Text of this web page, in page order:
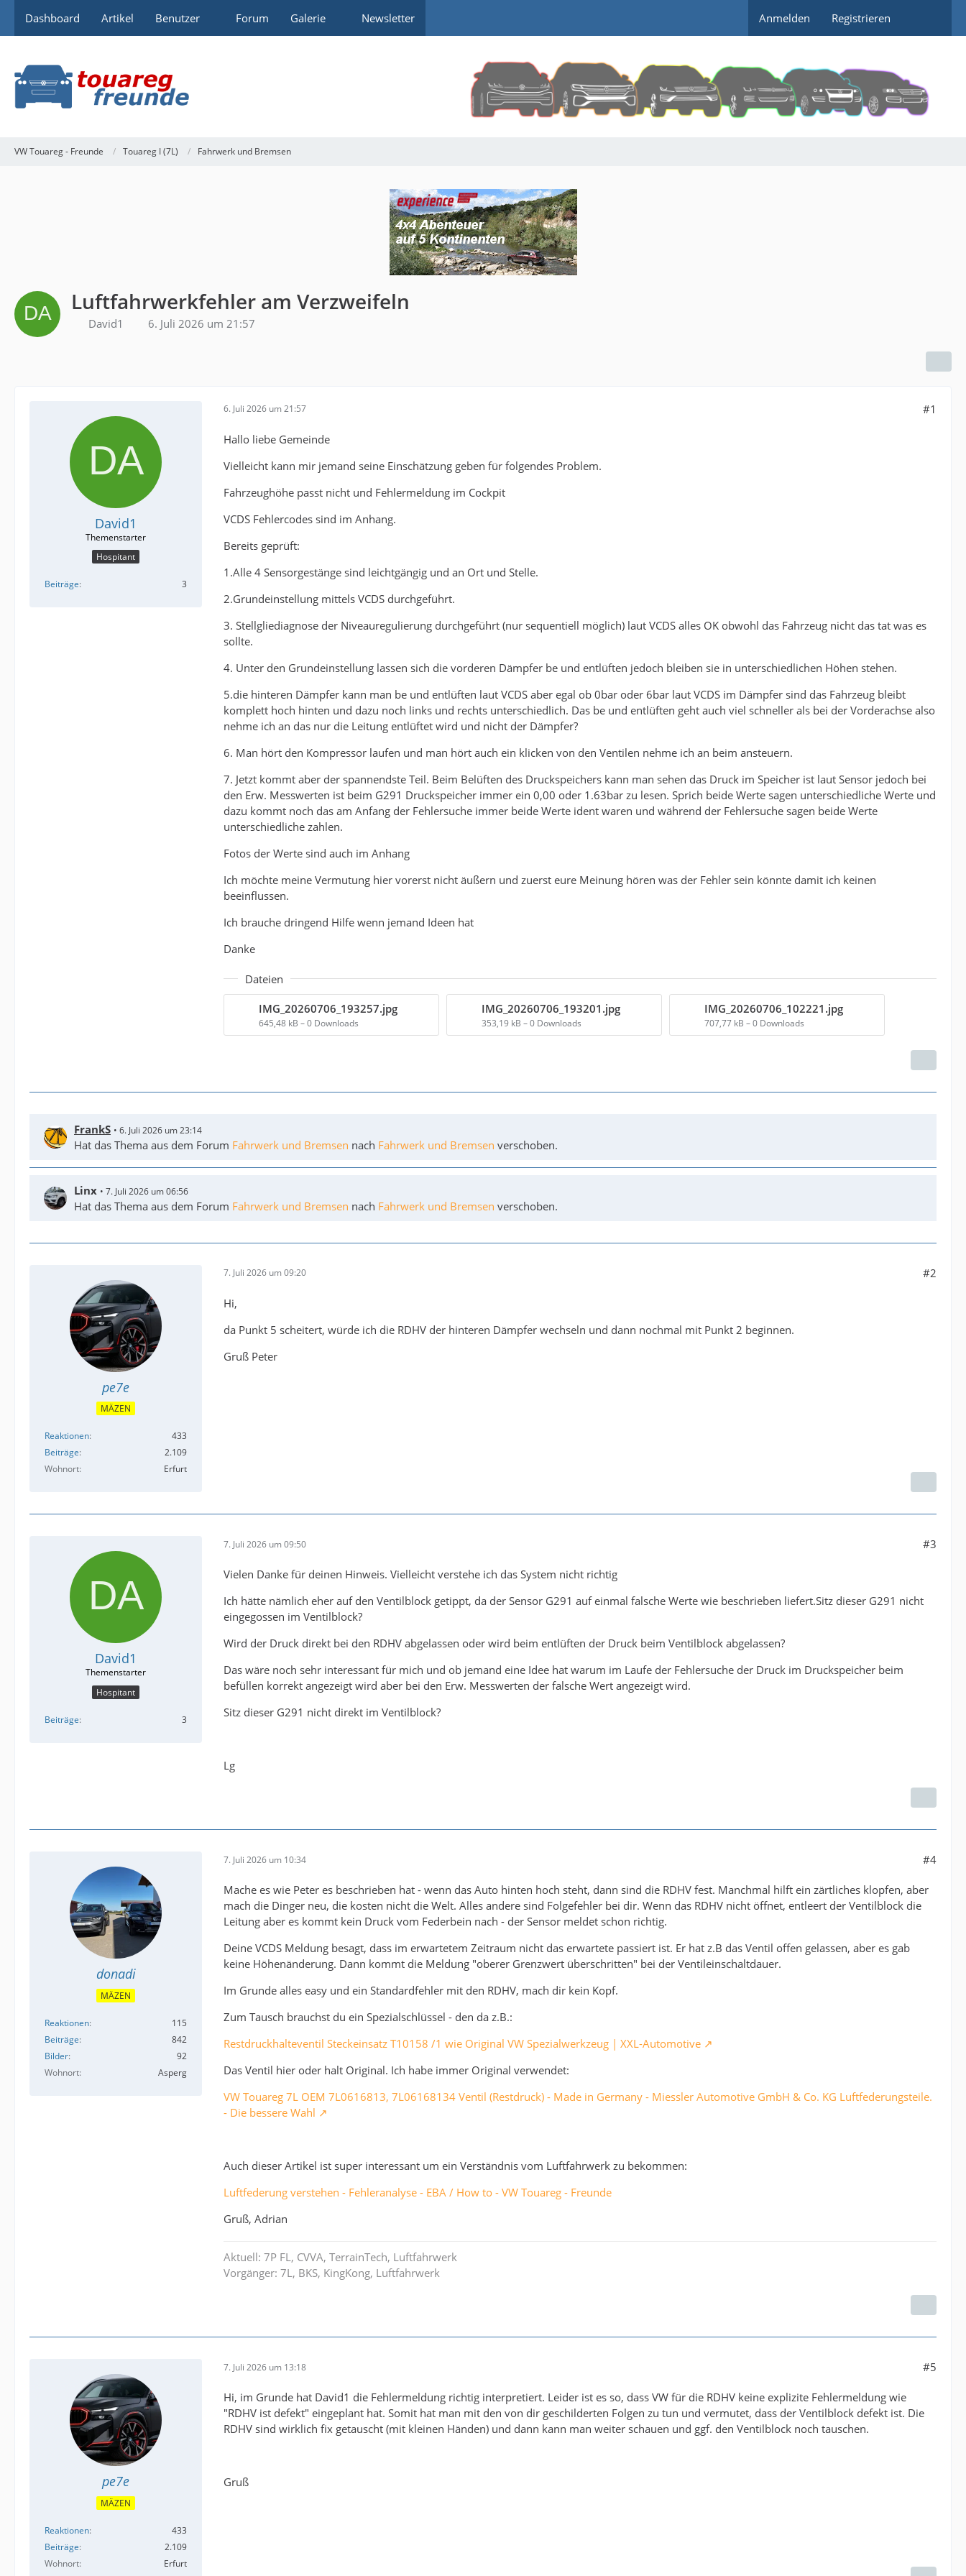
Dashboard Artikel Benutzer Forum Galerie Newsletter Anmelden Registrieren
VW Touareg - Freunde Touareg I (7L) Fahrwerk und Bremsen
Luftfahrwerkfehler am Verzweifeln
David1 6. Juli 2026 um 21:57
David1
Hospitant
Beiträge 3
6. Juli 2026 um 21:57 #1
Hallo liebe Gemeinde
Vielleicht kann mir jemand seine Einschätzung geben für folgendes Problem.
Fahrzeughöhe passt nicht und Fehlermeldung im Cockpit
VCDS Fehlercodes sind im Anhang.
Bereits geprüft:
1.Alle 4 Sensorgestänge sind leichtgängig und an Ort und Stelle.
2.Grundeinstellung mittels VCDS durchgeführt.
3. Stellgliediagnose der Niveauregulierung durchgeführt (nur sequentiell möglich) laut VCDS alles OK obwohl das Fahrzeug nicht das tat was es
sollte.
4. Unter den Grundeinstellung lassen sich die vorderen Dämpfer be und entlüften jedoch bleiben sie in unterschiedlichen Höhen stehen.
5.die hinteren Dämpfer kann man be und entlüften laut VCDS aber egal ob 0bar oder 6bar laut VCDS im Dämpfer sind das Fahrzeug bleibt
komplett hoch hinten und dazu noch links und rechts unterschiedlich. Das be und entlüften geht auch viel schneller als bei der Vorderachse also
nehme ich an das nur die Leitung entlüftet wird und nicht der Dämpfer?
6. Man hört den Kompressor laufen und man hört auch ein klicken von den Ventilen nehme ich an beim ansteuern.
7. Jetzt kommt aber der spannendste Teil. Beim Belüften des Druckspeichers kann man sehen das Druck im Speicher ist laut Sensor jedoch bei
den Erw. Messwerten ist beim G291 Druckspeicher immer ein 0,00 oder 1.63bar zu lesen. Sprich beide Werte sagen unterschiedliche Werte und
dazu kommt noch das am Anfang der Fehlersuche immer beide Werte ident waren und während der Fehlersuche sagen beide Werte
unterschiedliche zahlen.
Fotos der Werte sind auch im Anhang
Ich möchte meine Vermutung hier vorerst nicht äußern und zuerst eure Meinung hören was der Fehler sein könnte damit ich keinen
beeinflussen.
Ich brauche dringend Hilfe wenn jemand Ideen hat
Danke
Dateien
IMG_20260706_193257.jpg
645,48 kB – 0 Downloads
IMG_20260706_193201.jpg
353,19 kB – 0 Downloads
IMG_20260706_102221.jpg
707,77 kB – 0 Downloads
FrankS 6. Juli 2026 um 23:14
Hat das Thema aus dem Forum Fahrwerk und Bremsen nach Fahrwerk und Bremsen verschoben.
Linx 7. Juli 2026 um 06:56
Hat das Thema aus dem Forum Fahrwerk und Bremsen nach Fahrwerk und Bremsen verschoben.
pe7e
MÄZEN
Reaktionen
433
Beiträge
2.109
Wohnort
Erfurt
7. Juli 2026 um 09:20 #2
Hi,
da Punkt 5 scheitert, würde ich die RDHV der hinteren Dämpfer wechseln und dann nochmal mit Punkt 2 beginnen.
Gruß Peter
David1
Hospitant
Beiträge 3
7. Juli 2026 um 09:50 #3
Vielen Danke für deinen Hinweis. Vielleicht verstehe ich das System nicht richtig
Ich hätte nämlich eher auf den Ventilblock getippt, da der Sensor G291 auf einmal falsche Werte wie beschrieben liefert.Sitz dieser G291 nicht
eingegossen im Ventilblock?
Wird der Druck direkt bei den RDHV abgelassen oder wird beim entlüften der Druck beim Ventilblock abgelassen?
Das wäre noch sehr interessant für mich und ob jemand eine Idee hat warum im Laufe der Fehlersuche der Druck im Druckspeicher beim
befüllen korrekt angezeigt wird aber bei den Erw. Messwerten der falsche Wert angezeigt wird.
Sitz dieser G291 nicht direkt im Ventilblock?
Lg
donadi
MÄZEN
Reaktionen
115
Beiträge
842
Bilder
92
Wohnort
Asperg
7. Juli 2026 um 10:34 #4
Mache es wie Peter es beschrieben hat - wenn das Auto hinten hoch steht, dann sind die RDHV fest. Manchmal hilft ein zärtliches klopfen, aber
mach die Dinger neu, die kosten nicht die Welt. Alles andere sind Folgefehler bei dir. Wenn das RDHV nicht öffnet, entleert der Ventilblock die
Leitung aber es kommt kein Druck vom Federbein nach - der Sensor meldet schon richtig.
Deine VCDS Meldung besagt, dass im erwartetem Zeitraum nicht das erwartete passiert ist. Er hat z.B das Ventil offen gelassen, aber es gab
keine Höhenänderung. Dann kommt die Meldung "oberer Grenzwert überschritten" bei der Ventileinschaltdauer.
Im Grunde alles easy und ein Standardfehler mit den RDHV, mach dir kein Kopf.
Zum Tausch brauchst du ein Spezialschlüssel - den da z.B.:
Restdruckhalteventil Steckeinsatz T10158 /1 wie Original VW Spezialwerkzeug | XXL-Automotive
Das Ventil hier oder halt Original. Ich habe immer Original verwendet:
VW Touareg 7L OEM 7L0616813, 7L06168134 Ventil (Restdruck) - Made in Germany - Miessler Automotive GmbH & Co. KG Luftfederungsteile.
- Die bessere Wahl
Auch dieser Artikel ist super interessant um ein Verständnis vom Luftfahrwerk zu bekommen:
Luftfederung verstehen - Fehleranalyse - EBA / How to - VW Touareg - Freunde
Gruß, Adrian
Aktuell: 7P FL, CVVA, TerrainTech, Luftfahrwerk
Vorgänger: 7L, BKS, KingKong, Luftfahrwerk
pe7e
MÄZEN
Reaktionen
433
Beiträge
2.109
Wohnort
Erfurt
7. Juli 2026 um 13:18 #5
Hi, im Grunde hat David1 die Fehlermeldung richtig interpretiert. Leider ist es so, dass VW für die RDHV keine explizite Fehlermeldung wie
"RDHV ist defekt" eingeplant hat. Somit hat man mit den von dir geschilderten Folgen zu tun und vermutet, dass der Ventilblock defekt ist. Die
RDHV sind wirklich fix getauscht (mit kleinen Händen) und dann kann man weiter schauen und ggf. den Ventilblock noch tauschen.
Gruß